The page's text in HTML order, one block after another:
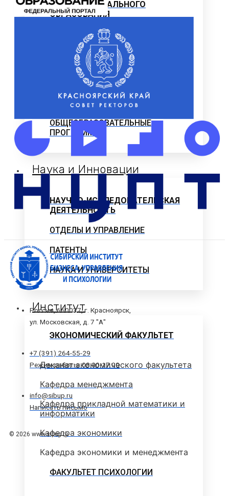
ПРОФЕССИОНАЛЬНОГО
ОБРАЗОВАНИЯ
Программы профессиональной
переподготовки
ОФИЦИАЛЬНЫЕ ДОКУМЕНТЫ
ВНИМАНИЕ! ОБЪЯВЛЕН ПРИЕМ
ОБЩЕОБРАЗОВАТЕЛЬНЫЕ
ПРОГРАММЫ
Наука и Инновации
НАУЧНО-ИССЛЕДОВАТЕЛЬСКАЯ
ДЕЯТЕЛЬНОСТЬ
ОТДЕЛЫ И УПРАВЛЕНИЕ
ПАТЕНТЫ
НАУКА И УНИВЕРСИТЕТЫ
Институт
ЭКОНОМИЧЕСКИЙ ФАКУЛЬТЕТ
Деканат экономического факультета
Кафедра менеджмента
Кафедра прикладной математики и
информатики
Кафедра экономики
Кафедра экономики и менеджмента
ФАКУЛЬТЕТ ПСИХОЛОГИИ
Россия, 660037, г. Красноярск,
ул. Московская, д. 7 "А"
+7 (391) 264-55-29
Режим работы: 08.00-17.00
info@sibup.ru
Написать письмо
© 2026 www.sibup.ru